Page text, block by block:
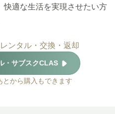
快適な生活を実現させたい方
ンタル・交換・返却
・サブスクCLAS
とから購入もできます